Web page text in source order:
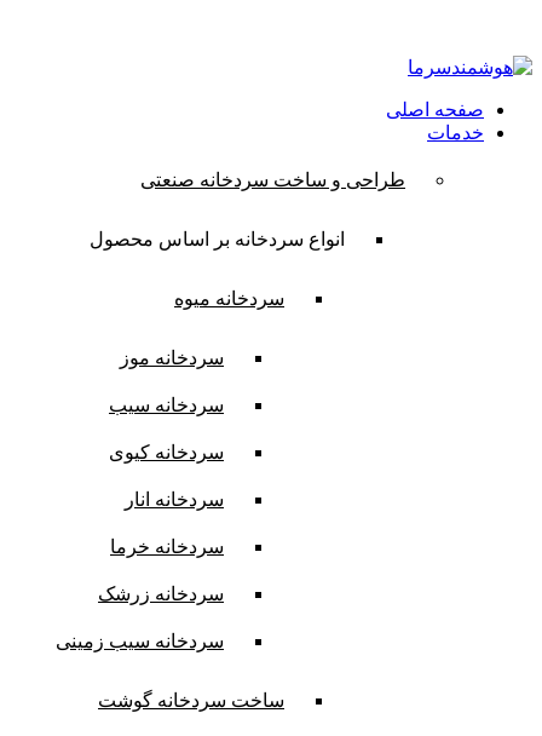
صفحه اصلی
خدمات
طراحی و ساخت سردخانه صنعتی
انواع سردخانه بر اساس محصول
سردخانه میوه
سردخانه موز
سردخانه سیب
سردخانه کیوی
سردخانه انار
سردخانه خرما
سردخانه زرشک
سردخانه سیب زمینی
ساخت سردخانه گوشت